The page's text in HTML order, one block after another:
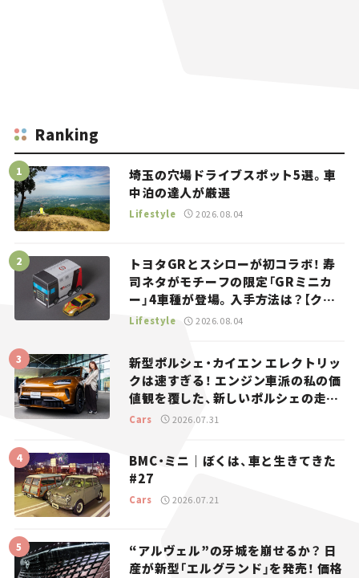
Ranking
埼玉の穴場ドライブスポット5選。車
中泊の達人が厳選
Lifestyle 2026.08.04
トヨタGRとスシローが初コラボ！ 寿
司ネタがモチーフの限定「GRミニカ
ー」4車種が登場。入手方法は？【クル
マとホビー】
Lifestyle 2026.08.04
新型ポルシェ・カイエン エレクトリッ
クは速すぎる！ エンジン車派の私の価
値観を覆した、新しいポルシェの走
り。
Cars 2026.07.31
BMC・ミニ｜ぼくは、車と生きてきた
#27
Cars 2026.07.21
“アルヴェル”の牙城を崩せるか？ 日
産が新型「エルグランド」を発売！ 価格